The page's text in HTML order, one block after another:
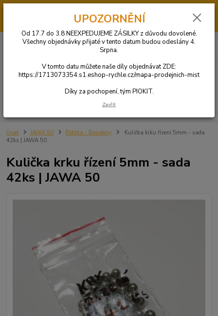
ODESÍLÁNY OBJEDNÁVKY. Díly si můžete objednat u jednoho z našich
obchodních partnerů KLIKNUTÍM ZDE.
Menu
CZK
+420 731 269 669
za
Úvod JAWA 50 Řídítka - Bowdeny
Kulička krku řízení 5mm - sada
42ks | JAWA 50
Kulička krku řízení 5mm - sada
42ks | JAWA 50
UPOZORNĚNÍ
Od 17.7 do 3.8 NEEXPEDUJEME ZÁSILKY z důvodu dovolené.
Všechny objednávky přijaté v tento datum budou odeslány 4.
Srpna.
V tomto datu můžete naše díly objednávat ZDE:
https://1713073354.s1.eshop-rychle.cz/mapa-prodejnich-mist
Díky za pochopení, tým PIOKIT.
Zavřít